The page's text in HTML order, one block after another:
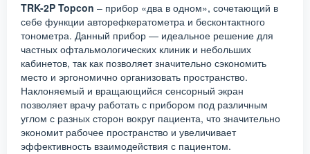
TRK-2P Topcon – прибор «два в одном», сочетающий в
себе функции авторефкератометра и бесконтактного
тонометра. Данный прибор — идеальное решение для
частных офтальмологических клиник и небольших
кабинетов, так как позволяет значительно сэкономить
место и эргономично организовать пространство.
Наклоняемый и вращающийся сенсорный экран
позволяет врачу работать с прибором под различным
углом с разных сторон вокруг пациента, что значительно
экономит рабочее пространство и увеличивает
эффективность взаимодействия с пациентом.